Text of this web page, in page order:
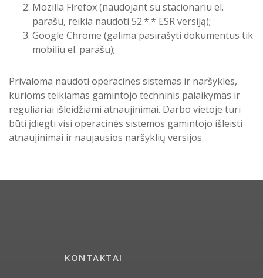
Mozilla Firefox (naudojant su stacionariu el.
parašu, reikia naudoti 52.*.* ESR versiją);
Google Chrome (galima pasirašyti dokumentus tik
mobiliu el. parašu);
Privaloma naudoti operacines sistemas ir naršykles,
kurioms teikiamas gamintojo techninis palaikymas ir
reguliariai išleidžiami atnaujinimai. Darbo vietoje turi
būti įdiegti visi operacinės sistemos gamintojo išleisti
atnaujinimai ir naujausios naršyklių versijos.
KONTAKTAI